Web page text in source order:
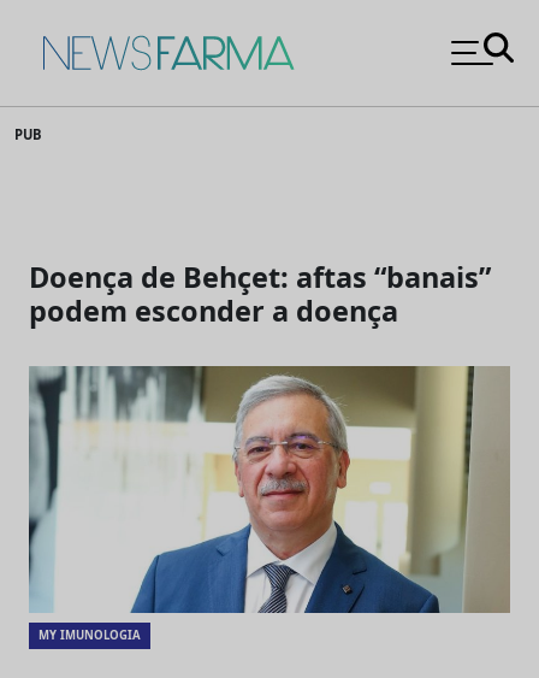
to
News Farma
PUB
Doença de Behçet: aftas “banais”
podem esconder a doença
MY IMUNOLOGIA